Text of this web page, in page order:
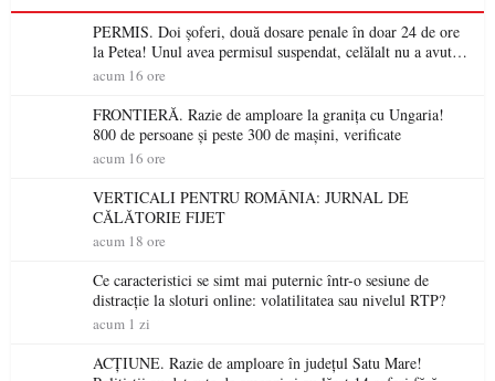
PERMIS. Doi șoferi, două dosare penale în doar 24 de ore
la Petea! Unul avea permisul suspendat, celălalt nu a avut
niciodată permis
acum 16 ore
FRONTIERĂ. Razie de amploare la granița cu Ungaria!
800 de persoane și peste 300 de mașini, verificate
acum 16 ore
VERTICALI PENTRU ROMÂNIA: JURNAL DE
CĂLĂTORIE FIJET
acum 18 ore
Ce caracteristici se simt mai puternic într-o sesiune de
distracție la sloturi online: volatilitatea sau nivelul RTP?
acum 1 zi
ACȚIUNE. Razie de amploare în județul Satu Mare!